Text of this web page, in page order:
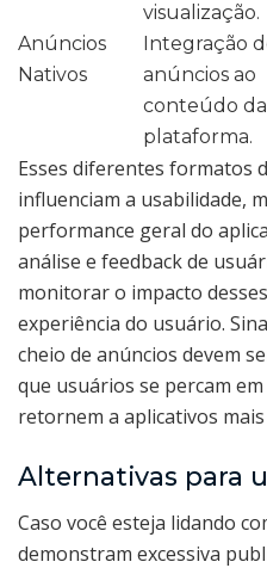
visualização.
Anúncios
Nativos
Integração
anúncios ao
conteúdo da
plataforma.
Esses diferentes formatos
influenciam a usabilidade,
performance geral do
análise e feedback de
monitorar o impacto
experiência do usuário.
cheio de anúncios devem
que usuários se percam
retornem a aplicativos mais
Alternativas para
Caso você esteja lidando
demonstram excessiva